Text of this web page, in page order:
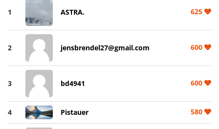
1 ASTRA. 625
2 jensbrendel27@gmail.com 600
3 bd4941 600
4 Pistauer 580